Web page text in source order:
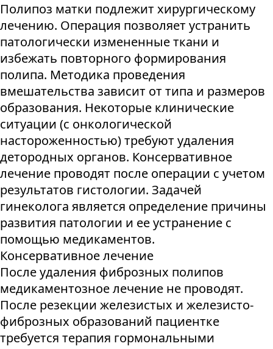
Полипоз матки подлежит хирургическому
лечению. Операция позволяет устранить
патологически измененные ткани и
избежать повторного формирования
полипа. Методика проведения
вмешательства зависит от типа и размеров
образования. Некоторые клинические
ситуации (с онкологической
настороженностью) требуют удаления
детородных органов. Консервативное
лечение проводят после операции с учетом
результатов гистологии. Задачей
гинеколога является определение причины
развития патологии и ее устранение с
помощью медикаментов.
Консервативное лечение
После удаления фиброзных полипов
медикаментозное лечение не проводят.
После резекции железистых и железисто-
фиброзных образований пациентке
требуется терапия гормональными